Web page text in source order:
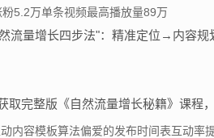
5.2万单条视频最高播放量89万
流量增长四步法"：精准定位→内容
取完整版《自然流量增长秘籍》课程，
内容模板算法偏爱的发布时间表互动率